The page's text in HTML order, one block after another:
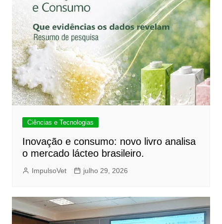
Ciências e Tecnologias
Inovação e consumo: novo livro analisa
o mercado lácteo brasileiro.
ImpulsoVet julho 29, 2026